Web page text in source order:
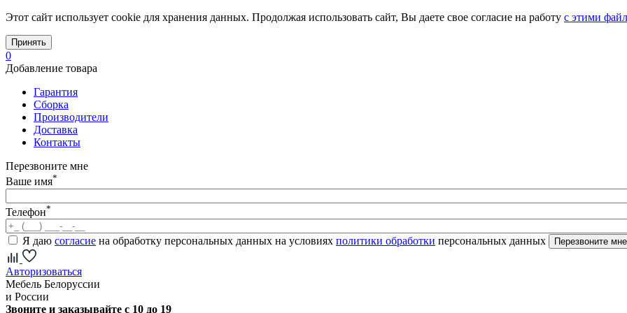
Этот сайт использует cookie для хранения данных. Продолжая использовать сайт, Вы даете свое согласие на работу с этими
Принять
0
Добавление товара
Гарантия
Сборка
Производители
Доставка
Контакты
Перезвоните мне
Ваше имя*
Телефон*
Я даю согласие на обработку персональных данных на условиях политики обработки персональных данных
Авторизоваться
Мебель Белоруссии
и России
Звоните и заказывайте с 10 до 19